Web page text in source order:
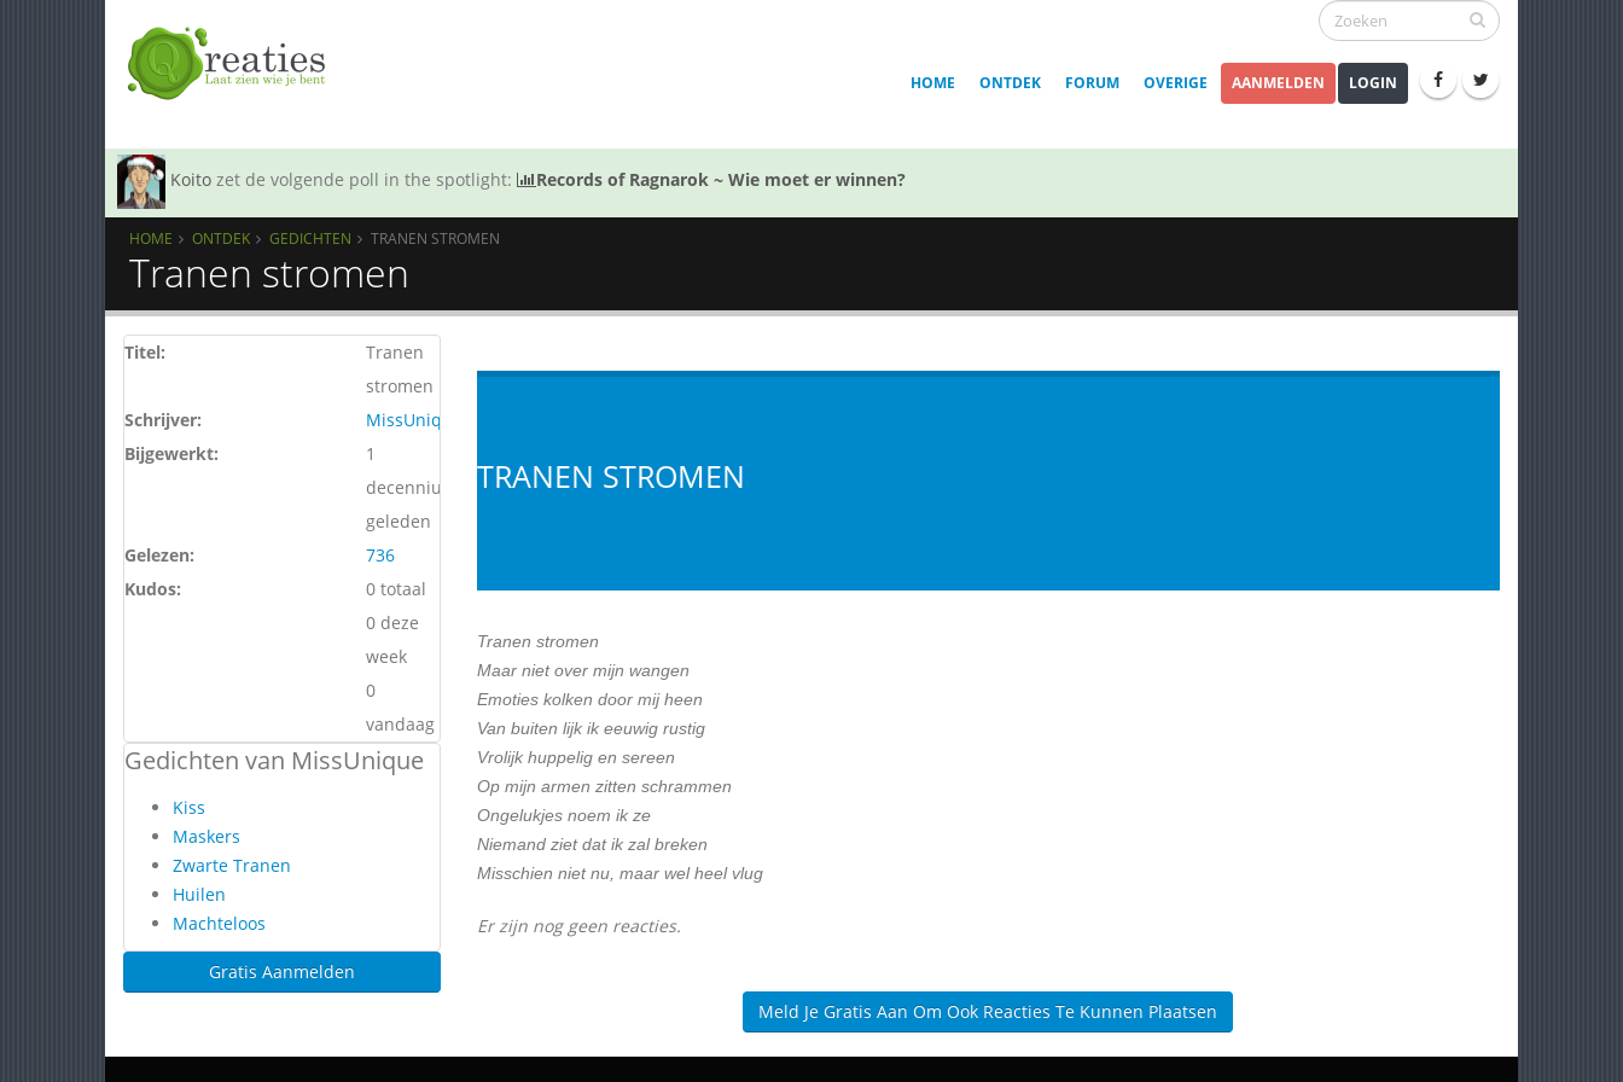
HOME ONTDEK FORUM OVERIGE AANMELDEN LOGIN
Koito zet de volgende poll in the spotlight: Records of Ragnarok ~ Wie moet er winnen?
HOME ONTDEK GEDICHTEN TRANEN STROMEN
Tranen stromen
Titel:
Tranen
stromen
Schrijver:
MissUnique
Bijgewerkt:
1
decennium
geleden
Gelezen:
736
Kudos:
0 totaal
0 deze
week
0
vandaag
Gedichten van MissUnique
Kiss
Maskers
Zwarte Tranen
Huilen
Machteloos
Gratis Aanmelden
TRANEN STROMEN
Tranen stromen
Maar niet over mijn wangen
Emoties kolken door mij heen
Van buiten lijk ik eeuwig rustig
Vrolijk huppelig en sereen
Op mijn armen zitten schrammen
Ongelukjes noem ik ze
Niemand ziet dat ik zal breken
Misschien niet nu, maar wel heel vlug
Er zijn nog geen reacties.
Meld Je Gratis Aan Om Ook Reacties Te Kunnen Plaatsen